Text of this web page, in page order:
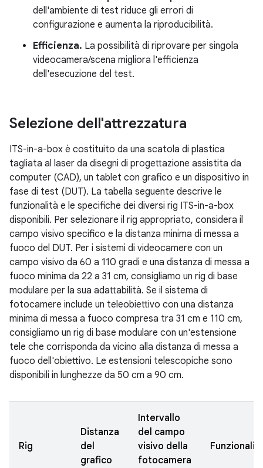
dell'ambiente di test riduce gli errori di
configurazione e aumenta la riproducibilità.
Efficienza. La possibilità di riprovare per singola
videocamera/scena migliora l'efficienza
dell'esecuzione del test.
Selezione dell'attrezzatura
ITS-in-a-box è costituito da una scatola di plastica
tagliata al laser da disegni di progettazione assistita da
computer (CAD), un tablet con grafico e un dispositivo in
fase di test (DUT). La tabella seguente descrive le
funzionalità e le specifiche dei diversi rig ITS-in-a-box
disponibili. Per selezionare il rig appropriato, considera il
campo visivo specifico e la distanza minima di messa a
fuoco del DUT. Per i sistemi di videocamere con un
campo visivo da 60 a 110 gradi e una distanza di messa a
fuoco minima da 22 a 31 cm, consigliamo un rig di base
modulare per la sua adattabilità. Se il sistema di
fotocamere include un teleobiettivo con una distanza
minima di messa a fuoco compresa tra 31 cm e 110 cm,
consigliamo un rig di base modulare con un'estensione
tele che corrisponda da vicino alla distanza di messa a
fuoco dell'obiettivo. Le estensioni telescopiche sono
disponibili in lunghezze da 50 cm a 90 cm.
Rig
Distanza
del
grafico
Intervallo
del campo
visivo della
fotocamera